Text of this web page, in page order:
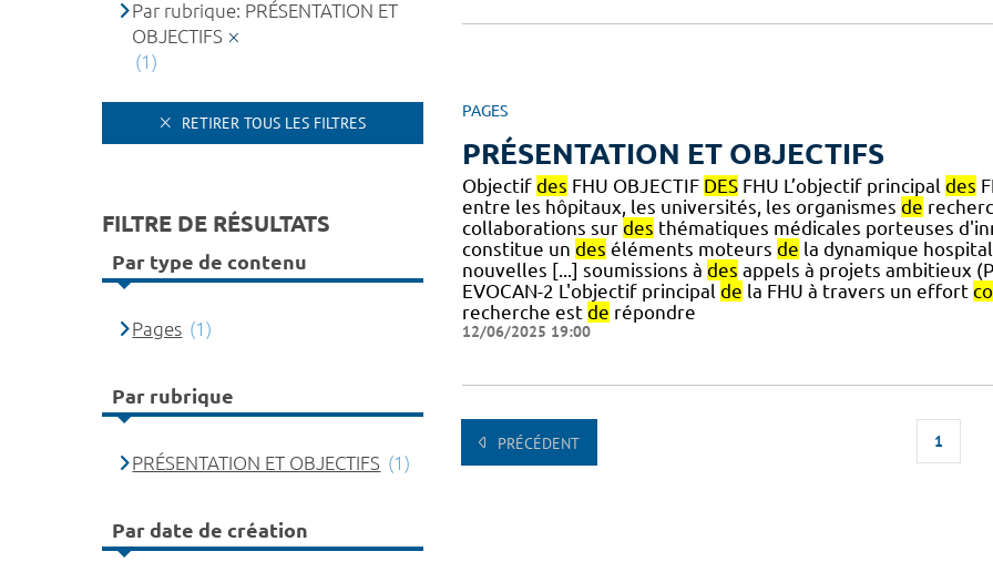
PAGES
PRÉSENTATION ET OBJECTIFS
Objectif des FHU OBJECTIF DESFHU L’objectif principal des
entre les hôpitaux, les universités, les organismes de
collaborations sur des thématiques médicales porteuses
constitue un des éléments moteurs de la dynamique
nouvelles [...] soumissions à des appels à projets ambitieux
EVOCAN-2 L'objectif principal de la FHU à travers un effort
recherche est de répondre
12/06/2025 19:00
PRÉCÉDENT 1
Par rubrique: PRÉSENTATION ET
OBJECTIFS
(1)
RETIRER TOUS LES FILTRES
FILTRE DE RÉSULTATS
Par type de contenu
Pages (1)
Par rubrique
PRÉSENTATION ET OBJECTIFS (1)
Par date de création